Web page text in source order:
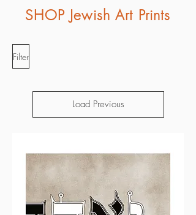
SHOP Jewish Art Prints
Filter
Load Previous